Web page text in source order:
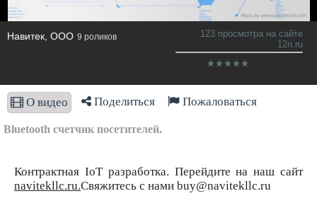
Навитек, ООО 9 роликов
123 просмотра на сайте
12n.ru
О видео Поделиться Пожаловаться
Bluetooth счетчик посетителей.
Контрактная IoT разработка. Перейдите на наш сайт
navitekllc.ru.Свяжитесь с нами buy@navitekllc.ru